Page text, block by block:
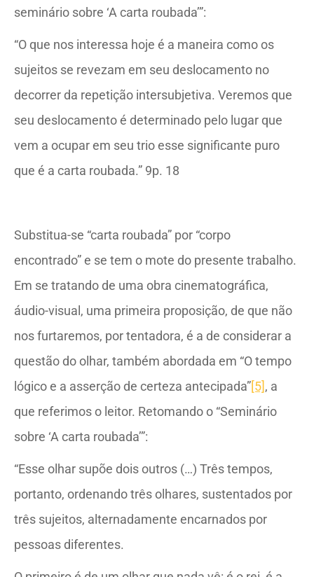
seminário sobre ‘A carta roubada’”:
“O que nos interessa hoje é a maneira como os
sujeitos se revezam em seu deslocamento no
decorrer da repetição intersubjetiva. Veremos que
seu deslocamento é determinado pelo lugar que
vem a ocupar em seu trio esse significante puro
que é a carta roubada.” 9p. 18
Substitua-se “carta roubada” por “corpo
encontrado” e se tem o mote do presente trabalho.
Em se tratando de uma obra cinematográfica,
áudio-visual, uma primeira proposição, de que não
nos furtaremos, por tentadora, é a de considerar a
questão do olhar, também abordada em “O tempo
lógico e a asserção de certeza antecipada”[5], a
que referimos o leitor. Retomando o “Seminário
sobre ‘A carta roubada’”:
“Esse olhar supõe dois outros (…) Três tempos,
portanto, ordenando três olhares, sustentados por
três sujeitos, alternadamente encarnados por
pessoas diferentes.